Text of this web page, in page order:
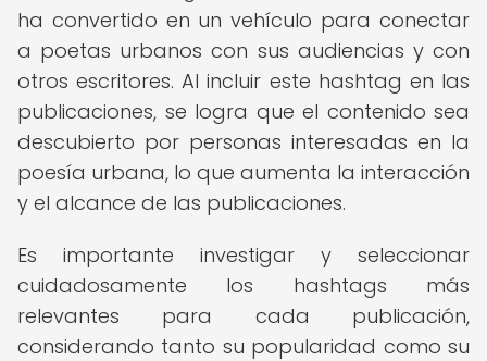
ha convertido en un vehículo para conectar
a poetas urbanos con sus audiencias y con
otros escritores. Al incluir este hashtag en las
publicaciones, se logra que el contenido sea
descubierto por personas interesadas en la
poesía urbana, lo que aumenta la interacción
y el alcance de las publicaciones.
Es importante investigar y seleccionar
cuidadosamente los hashtags más
relevantes para cada publicación,
considerando tanto su popularidad como su